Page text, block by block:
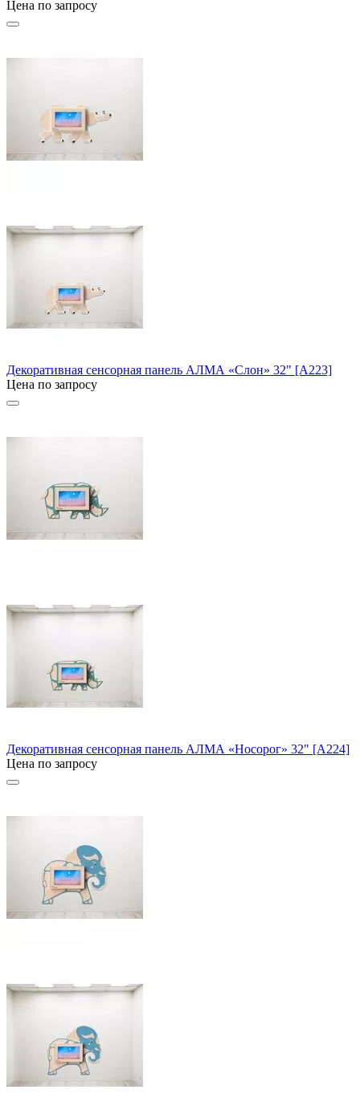
Цена по запросу
Декоративная сенсорная панель АЛМА «Слон» 32" [А223]
Цена по запросу
Декоративная сенсорная панель АЛМА «Носорог» 32" [А224]
Цена по запросу